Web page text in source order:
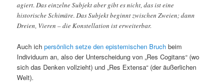
agiert. Das einzelne Subjekt aber gibt es nicht, das ist eine
historische Schimäre. Das Subjekt beginnt zwischen Zweien; dann
Dreien, Vieren – die Konstellation ist erweiterbar.
Auch ichpersönlich setze den epistemischen Bruch beim
Individuum an, also der Unterscheidung von „Res Cogitans“ (wo
sich das Denken vollzieht) und „Res Extensa“ (der äußerlichen
Welt).